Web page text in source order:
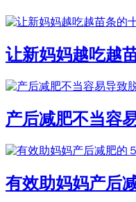
让新妈妈越吃越
产后减肥不当容
有效助妈妈产后